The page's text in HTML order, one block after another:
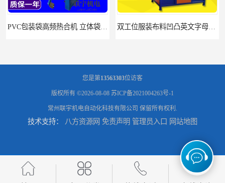
汽车坐垫压纹压花机规格 单头大台面凹凸压花机 现货供应 浙江布料凹凸4d压纹机生产厂家 服装凹凸4d压纹植胶机 经济实惠
您是第13563303位访客
版权所有 ©2026-08-08 苏ICP备2021004263号-1
常州联宇机电自动化科技有限公司 保留所有权利.
技术支持： 八方资源网 免责声明 管理员入口 网站地图